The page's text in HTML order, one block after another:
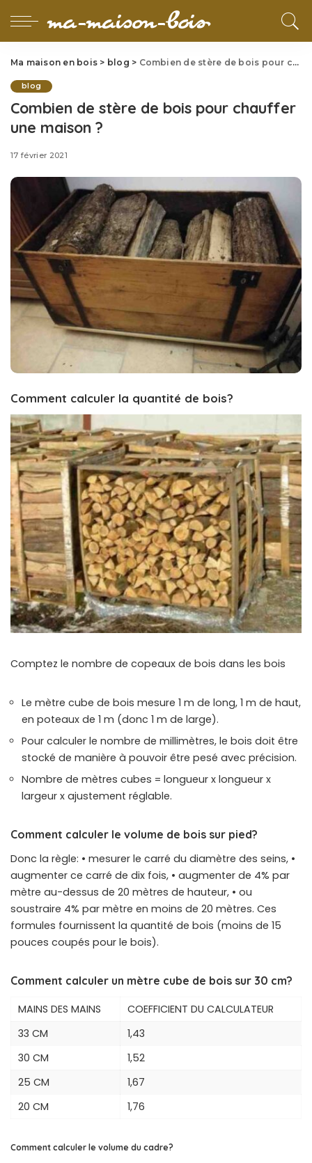
Ma maison en bois > blog > Combien de stère de bois pour chauffer une maison ?
blog
Combien de stère de bois pour chauffer
une maison ?
17 février 2021
Comment calculer la quantité de bois?
Comptez le nombre de copeaux de bois dans les bois
Le mètre cube de bois mesure 1 m de long, 1 m de haut,
en poteaux de 1 m (donc 1 m de large).
Pour calculer le nombre de millimètres, le bois doit être
stocké de manière à pouvoir être pesé avec précision.
Nombre de mètres cubes = longueur x longueur x
largeur x ajustement réglable.
Comment calculer le volume de bois sur pied?
Donc la règle: • mesurer le carré du diamètre des seins, •
augmenter ce carré de dix fois, • augmenter de 4% par
mètre au-dessus de 20 mètres de hauteur, • ou
soustraire 4% par mètre en moins de 20 mètres. Ces
formules fournissent la quantité de bois (moins de 15
pouces coupés pour le bois).
Comment calculer un mètre cube de bois sur 30 cm?
MAINS DES MAINS
COEFFICIENT DU CALCULATEUR
33 CM
1,43
30 CM
1,52
25 CM
1,67
20 CM
1,76
Comment calculer le volume du cadre?